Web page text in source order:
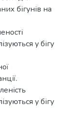
бігунів на
у бігу
у бігу